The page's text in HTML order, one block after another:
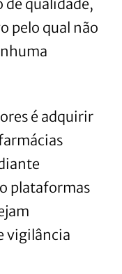
de qualidade,
pelo qual não
é adquirir
plataformas
vigilância